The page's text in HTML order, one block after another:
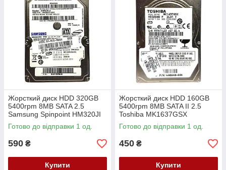
Жорсткий диск HDD 320GB
5400rpm 8MB SATA 2.5
Samsung Spinpoint HM320JI
Готово до відправки 1 од.
590 ₴
Купити
Жорсткий диск HDD 160GB
5400rpm 8MB SATA II 2.5
Toshiba MK1637GSX
Готово до відправки 1 од.
450 ₴
Купити